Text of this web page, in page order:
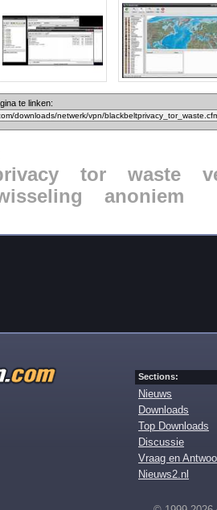
te linken:
tor waste
anoniem
Sections:
Nieuws
Downloads
Top Downloads
Discussie
Vraag en
Nieuws2.nl